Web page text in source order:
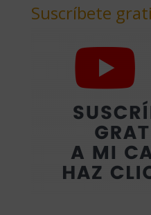
Suscríbete